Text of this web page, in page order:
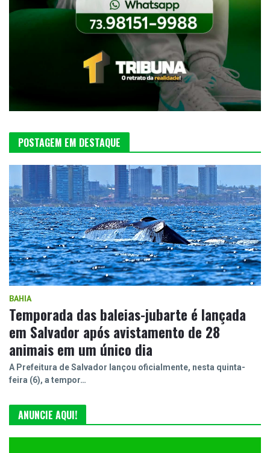
POSTAGEM EM DESTAQUE
BAHIA
Temporada das baleias-jubarte é lançada
em Salvador após avistamento de 28
animais em um único dia
A Prefeitura de Salvador lançou oficialmente, nesta quinta-
feira (6), a tempor…
ANUNCIE AQUI!